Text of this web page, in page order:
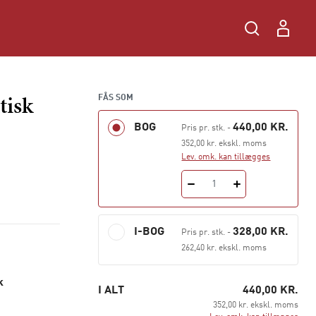
FÅS SOM
BOG Pris pr. stk. -440,00 KR.
352,00 kr. ekskl. moms
Lev. omk. kan tillægges
1
I-BOG Pris pr. stk. -328,00 KR.
262,40 kr. ekskl. moms
I ALT 440,00 KR.
352,00 kr. ekskl. moms